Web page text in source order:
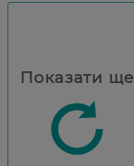
Показати ще